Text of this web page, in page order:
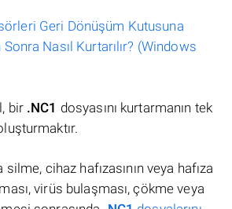
Geri Dönüşüm Kutusuna
Nasıl Kurtarılır? (Windows
bir .NC1 dosyasını kurtarmanın tek
silme, cihaz hafızasının veya hafıza
virüs bulaşması, çökme veya